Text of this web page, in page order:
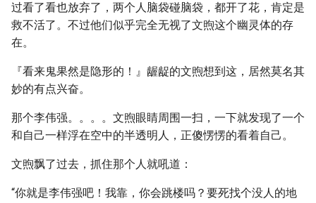
过看了看也放弃了，两个人脑袋碰脑袋，都开了花，肯定是
救不活了。不过他们似乎完全无视了文煦这个幽灵体的存
在。
『看来鬼果然是隐形的！』龌龊的文煦想到这，居然莫名其
妙的有点兴奋。
那个李伟强。。。。文煦眼睛周围一扫，一下就发现了一个
和自己一样浮在空中的半透明人，正傻愣愣的看着自己。
文煦飘了过去，抓住那个人就吼道：
“你就是李伟强吧！我靠，你会跳楼吗？要死找个没人的地